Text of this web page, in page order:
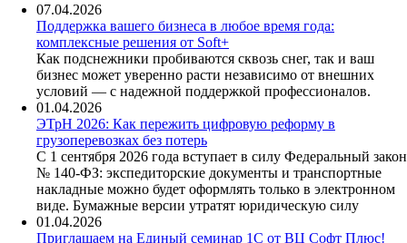
07.04.2026
Поддержка вашего бизнеса в любое время года:
комплексные решения от Soft+
Как подснежники пробиваются сквозь снег, так и ваш
бизнес может уверенно расти независимо от внешних
условий — с надежной поддержкой профессионалов.
01.04.2026
ЭТрН 2026: Как пережить цифровую реформу в
грузоперевозках без потерь
С 1 сентября 2026 года вступает в силу Федеральный закон
№ 140-ФЗ: экспедиторские документы и транспортные
накладные можно будет оформлять только в электронном
виде. Бумажные версии утратят юридическую силу
01.04.2026
Приглашаем на Единый семинар 1С от ВЦ Софт Плюс!